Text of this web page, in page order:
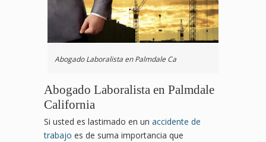
Abogado Laboralista en Palmdale Ca
Abogado Laboralista en Palmdale
California
Si usted es lastimado en un accidente de
trabajo es de suma importancia que